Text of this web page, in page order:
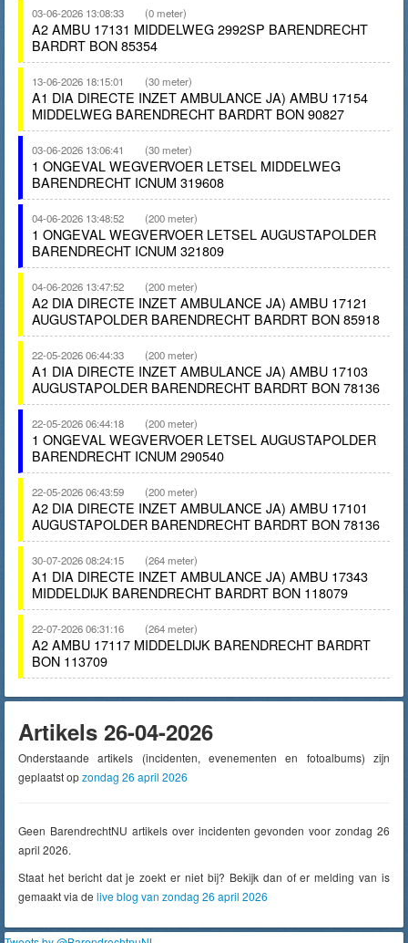
03-06-2026 13:08:33 (0 meter)
A2 AMBU 17131 MIDDELWEG 2992SP BARENDRECHT
BARDRT BON 85354
13-06-2026 18:15:01 (30 meter)
A1 DIA DIRECTE INZET AMBULANCE JA) AMBU 17154
MIDDELWEG BARENDRECHT BARDRT BON 90827
03-06-2026 13:06:41 (30 meter)
1 ONGEVAL WEGVERVOER LETSEL MIDDELWEG
BARENDRECHT ICNUM 319608
04-06-2026 13:48:52 (200 meter)
1 ONGEVAL WEGVERVOER LETSEL AUGUSTAPOLDER
BARENDRECHT ICNUM 321809
04-06-2026 13:47:52 (200 meter)
A2 DIA DIRECTE INZET AMBULANCE JA) AMBU 17121
AUGUSTAPOLDER BARENDRECHT BARDRT BON 85918
22-05-2026 06:44:33 (200 meter)
A1 DIA DIRECTE INZET AMBULANCE JA) AMBU 17103
AUGUSTAPOLDER BARENDRECHT BARDRT BON 78136
22-05-2026 06:44:18 (200 meter)
1 ONGEVAL WEGVERVOER LETSEL AUGUSTAPOLDER
BARENDRECHT ICNUM 290540
22-05-2026 06:43:59 (200 meter)
A2 DIA DIRECTE INZET AMBULANCE JA) AMBU 17101
AUGUSTAPOLDER BARENDRECHT BARDRT BON 78136
30-07-2026 08:24:15 (264 meter)
A1 DIA DIRECTE INZET AMBULANCE JA) AMBU 17343
MIDDELDIJK BARENDRECHT BARDRT BON 118079
22-07-2026 06:31:16 (264 meter)
A2 AMBU 17117 MIDDELDIJK BARENDRECHT BARDRT
BON 113709
Artikels 26-04-2026
Onderstaande artikels (incidenten, evenementen en fotoalbums) zijn
geplaatst opzondag 26 april 2026
Geen BarendrechtNU artikels over incidenten gevonden voor zondag 26
april 2026.
Staat het bericht dat je zoekt er niet bij? Bekijk dan of er melding van is
gemaakt via de live blog van zondag 26 april 2026